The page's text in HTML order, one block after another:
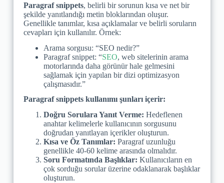
Paragraf snippets, belirli bir sorunun kısa ve net bir
şekilde yanıtlandığı metin bloklarından oluşur.
Genellikle tanımlar, kısa açıklamalar ve belirli soruların
cevapları için kullanılır. Örnek:
Arama sorgusu: “SEO nedir?”
Paragraf snippet: “SEO, web sitelerinin arama
motorlarında daha görünür hale gelmesini
sağlamak için yapılan bir dizi optimizasyon
çalışmasıdır.”
Paragraf snippets kullanımı şunları içerir:
Doğru Sorulara Yanıt Verme: Hedeflenen
anahtar kelimelerle kullanıcının sorgusunu
doğrudan yanıtlayan içerikler oluşturun.
Kısa ve Öz Tanımlar: Paragraf uzunluğu
genellikle 40-60 kelime arasında olmalıdır.
Soru Formatında Başlıklar: Kullanıcıların en
çok sorduğu sorular üzerine odaklanarak başlıklar
oluşturun.